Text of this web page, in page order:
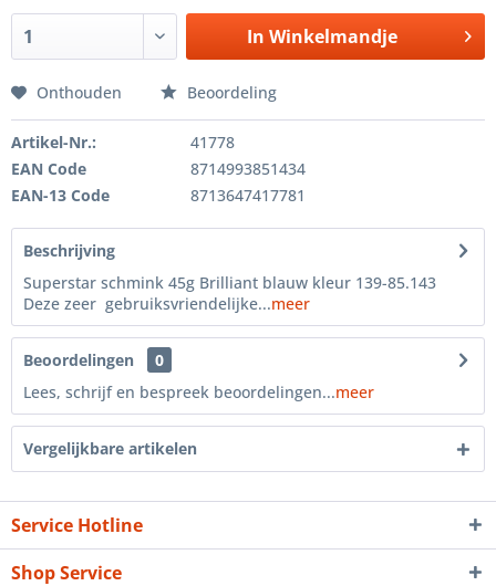
In Winkelmandje
Onthouden Beoordeling
Artikel-Nr.:
41778
EAN Code
8714993851434
EAN-13 Code
8713647417781
Beschrijving
Superstar schmink 45g Brilliant blauw kleur 139-85.143
Deze zeer gebruiksvriendelijke...meer
Beoordelingen
0
Lees, schrijf en bespreek beoordelingen...meer
Vergelijkbare artikelen
Service Hotline
Shop Service